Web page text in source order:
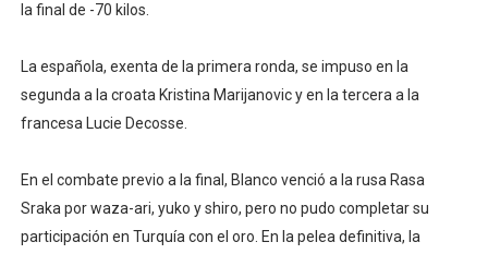
Tour de Francia femenino 2026 - Etapa 5
Women's Pro Baseball League 2026
Campeonato de Europa en aguas abiertas 2026
Campeonato de Europa de pentatlón moderno 2026
la final de -70 kilos.
La española, exenta de la primera ronda, se impuso en la
segunda a la croata Kristina Marijanovic y en la tercera a la
francesa Lucie Decosse.
En el combate previo a la final, Blanco venció a la rusa Rasa
Sraka por waza-ari, yuko y shiro, pero no pudo completar su
participación en Turquía con el oro. En la pelea definitiva, la